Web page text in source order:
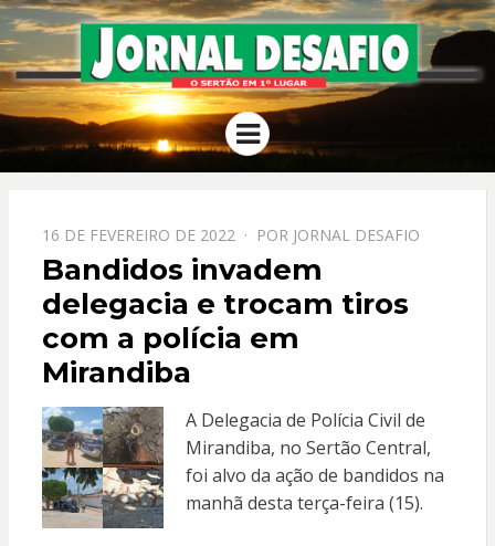
JORNAL
DESAFIO
O Sertão em 1º Lugar
Menu
PPOSTADO
EM
16 DE FEVEREIRO DE 2022 POR JORNAL DESAFIO
Bandidos invadem
delegacia e trocam tiros
com a polícia em
Mirandiba
A Delegacia de Polícia Civil de
Mirandiba, no Sertão Central,
foi alvo da ação de bandidos na
manhã desta terça-feira (15).